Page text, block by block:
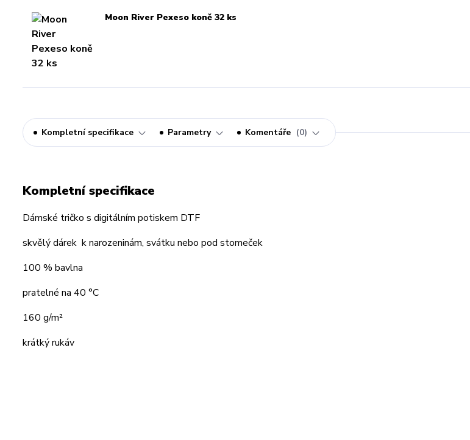
Moon River Pexeso koně 32 ks
Kompletní specifikace Parametry Komentáře 0
Kompletní specifikace
Dámské tričko s digitálním potiskem DTF
skvělý dárek k narozeninám, svátku nebo pod stomeček
100 % bavlna
pratelné na 40 °C
160 g/m²
krátký rukáv